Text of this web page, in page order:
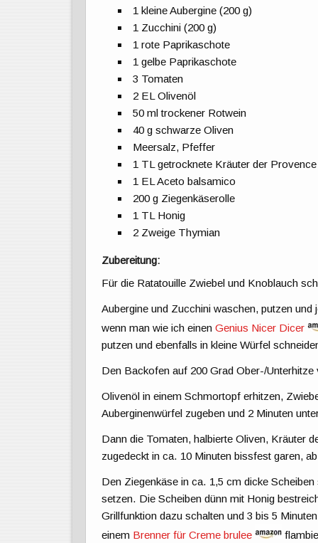
1 kleine Aubergine (200 g)
1 Zucchini (200 g)
1 rote Paprikaschote
1 gelbe Paprikaschote
3 Tomaten
2 EL Olivenöl
50 ml trockener Rotwein
40 g schwarze Oliven
Meersalz, Pfeffer
1 TL getrocknete Kräuter der Provence
1 EL Aceto balsamico
200 g Ziegenkäserolle
1 TL Honig
2 Zweige Thymian
Zubereitung:
Für die Ratatouille Zwiebel und Knoblauch
Aubergine und Zucchini waschen, putzen
wenn man wie ich einenGenius Nicer Dicer
putzen und ebenfalls in kleine Würfel
Den Backofen auf 200 Grad Ober-/Unterhitze
Olivenöl in einem Schmortopf erhitzen,
Auberginenwürfel zugeben und 2 Minuten
Dann die Tomaten, halbierte Oliven, Kräuter
zugedeckt in ca. 10 Minuten bissfest garen,
Den Ziegenkäse in ca. 1,5 cm dicke
setzen. Die Scheiben dünn mit Honig
Grillfunktion dazu schalten und 3 bis 5
einem Brenner für Creme brulee